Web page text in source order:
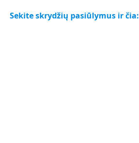
Sekite skrydžių pasiūlymus ir čia: